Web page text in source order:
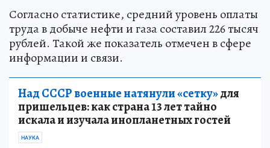
Согласно статистике, средний уровень оплаты
труда в добыче нефти и газа составил 226 тысяч
рублей. Такой же показатель отмечен в сфере
информации и связи.
Над СССР военные натянули «сетку»для
пришельцев: как страна 13 лет тайно
искала и изучала инопланетных гостей
НАУКА